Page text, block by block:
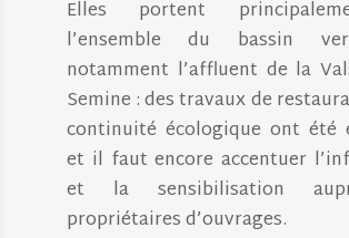
Elles portent
l’ensemble du bassin
notamment l’affluent de la
Semine : des travaux de
continuité écologique ont été
et il faut encore accentuer
et la sensibilisation
propriétaires d’ouvrages.